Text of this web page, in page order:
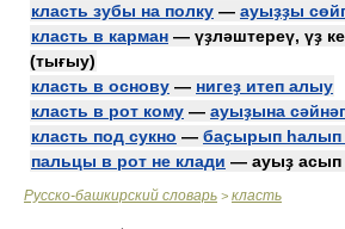
класть зубы на полку — ауыҙҙы
класть в карман — үҙләштереү, үҙ
(тығыу)
класть в основу — нигеҙ итеп алыу
класть в рот кому — ауыҙына
класть под сукно — баҫырып һалып
пальцы в рот не клади — ауыҙ асып
Русско-башкирский словарь > класть